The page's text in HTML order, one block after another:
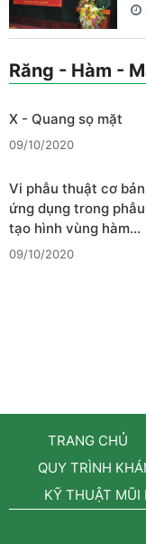
Răng - Hàm -
X - Quang sọ mặt
09/10/2020
Vi phẫu thuật cơ
ứng dụng trong
tạo hình vùng hàm…
09/10/2020
TRANG CHỦ
QUY TRÌNH
KỸ THUẬT MŨI